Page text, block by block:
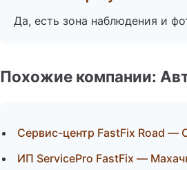
Да, есть зона наблюдения и
Похожие компании:
Сервис-центр FastFix Road —
ИП ServicePro FastFix —